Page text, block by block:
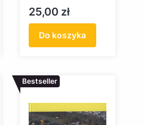
Fenikowski
Cena
25,00 zł
Do koszyka
Bestseller